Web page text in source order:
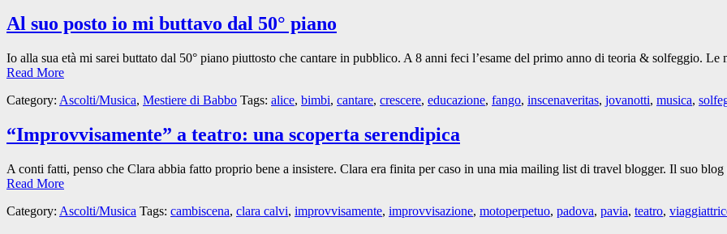
Al suo posto io mi buttavo dal 50° piano
Io alla sua età mi sarei buttato dal 50° piano piuttosto che cantare in pubblico. A 8 anni feci l’esame del primo anno di teoria & solfeggio.
Read More
Category: Ascolti/Musica, Mestiere di Babbo Tags: alice, bimbi, cantare, crescere, educazione, fango, inscenaveritas, jovanotti, musica,
“Improvvisamente” a teatro: una scoperta serendipica
A conti fatti, penso che Clara abbia fatto proprio bene a insistere. Clara era finita per caso in una mia mailing list di travel blogger. Il suo
Read More
Category: Ascolti/Musica Tags: cambiscena, clara calvi, improvvisamente, improvvisazione, motoperpetuo, padova, pavia, teatro,